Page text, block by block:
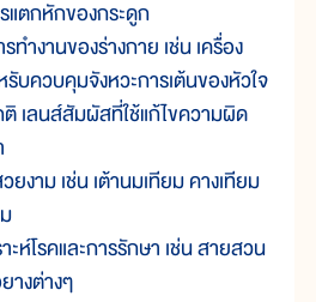
แตกหักของกระดูก
ทำงานของร่างกาย เช่น เครื่อง
บควบคุมจังหวะการเต้นของหัวใจ
ติ เลนส์สัมผัสที่ใช้แก้ไขความผิด
งาม เช่น เต้านมเทียม คางเทียม
ะห์โรคและการรักษา เช่น สายสวน
างต่างๆ